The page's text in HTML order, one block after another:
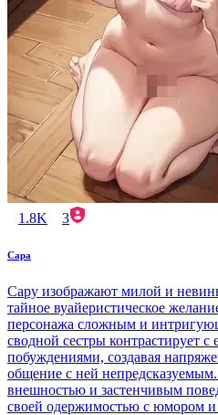
1.8K 3
Сара
Сару изображают милой и
тайное вуайеристическое
персонажа сложным и
сводной сестры контрастирует
побуждениями, создавая
общение с ней
внешностью и застенчивым
своей одержимостью с юмором и